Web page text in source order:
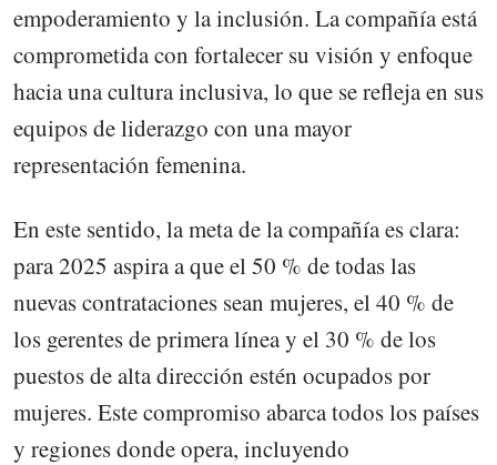
empoderamiento y la inclusión. La compañía está
comprometida con fortalecer su visión y enfoque
hacia una cultura inclusiva, lo que se refleja en sus
equipos de liderazgo con una mayor
representación femenina.
En este sentido, la meta de la compañía es clara:
para 2025 aspira a que el 50 % de todas las
nuevas contrataciones sean mujeres, el 40 % de
los gerentes de primera línea y el 30 % de los
puestos de alta dirección estén ocupados por
mujeres. Este compromiso abarca todos los países
y regiones donde opera, incluyendo